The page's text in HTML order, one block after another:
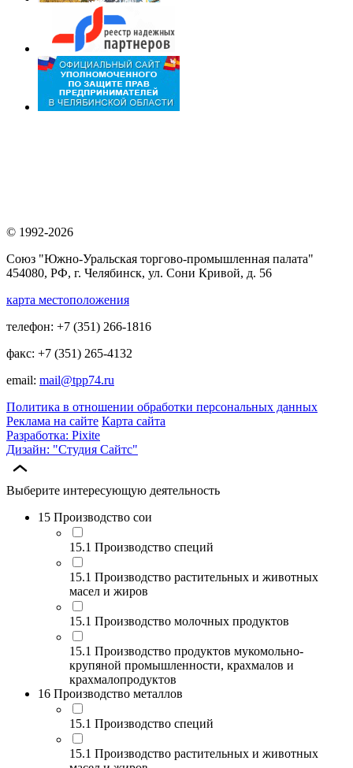
© 1992-2026
Союз "Южно-Уральская торгово-промышленная палата"
454080, РФ, г. Челябинск, ул. Сони Кривой, д. 56
карта местоположения
телефон: +7 (351) 266-1816
факс: +7 (351) 265-4132
email: mail@tpp74.ru
Политика в отношении обработки персональных данных
Реклама на сайте Карта сайта
Разработка: Pixite
Дизайн: "Студия Сайтс"
Выберите интересующую деятельность
15 Производство сои
15.1 Производство специй
15.1 Производство растительных и животных
масел и жиров
15.1 Производство молочных продуктов
15.1 Производство продуктов мукомольно-
крупяной промышленности, крахмалов и
крахмалопродуктов
16 Производство металлов
15.1 Производство специй
15.1 Производство растительных и животных